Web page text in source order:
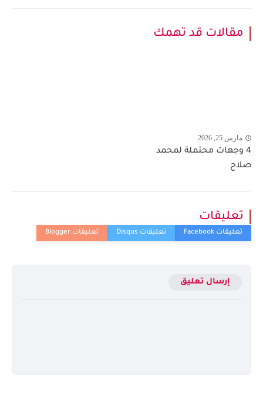
مقالات قد تهمك
مارس 25, 2026
4 وجهات محتملة لمحمد
صلاح
تعليقات
إرسال تعليق